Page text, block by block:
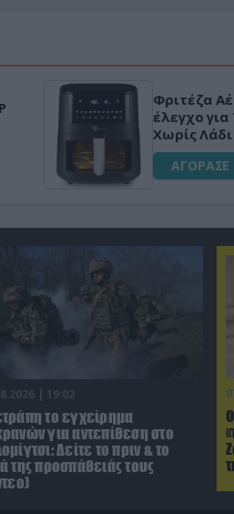
Φριτέζα
έλεγχο για
Χωρίς
ΑΓΟΡΑΣΕ
| 19:02
το εγχείρημα
για αντεπίθεση στο
Δείτε το πριν & το
της προσπάθειάς τους